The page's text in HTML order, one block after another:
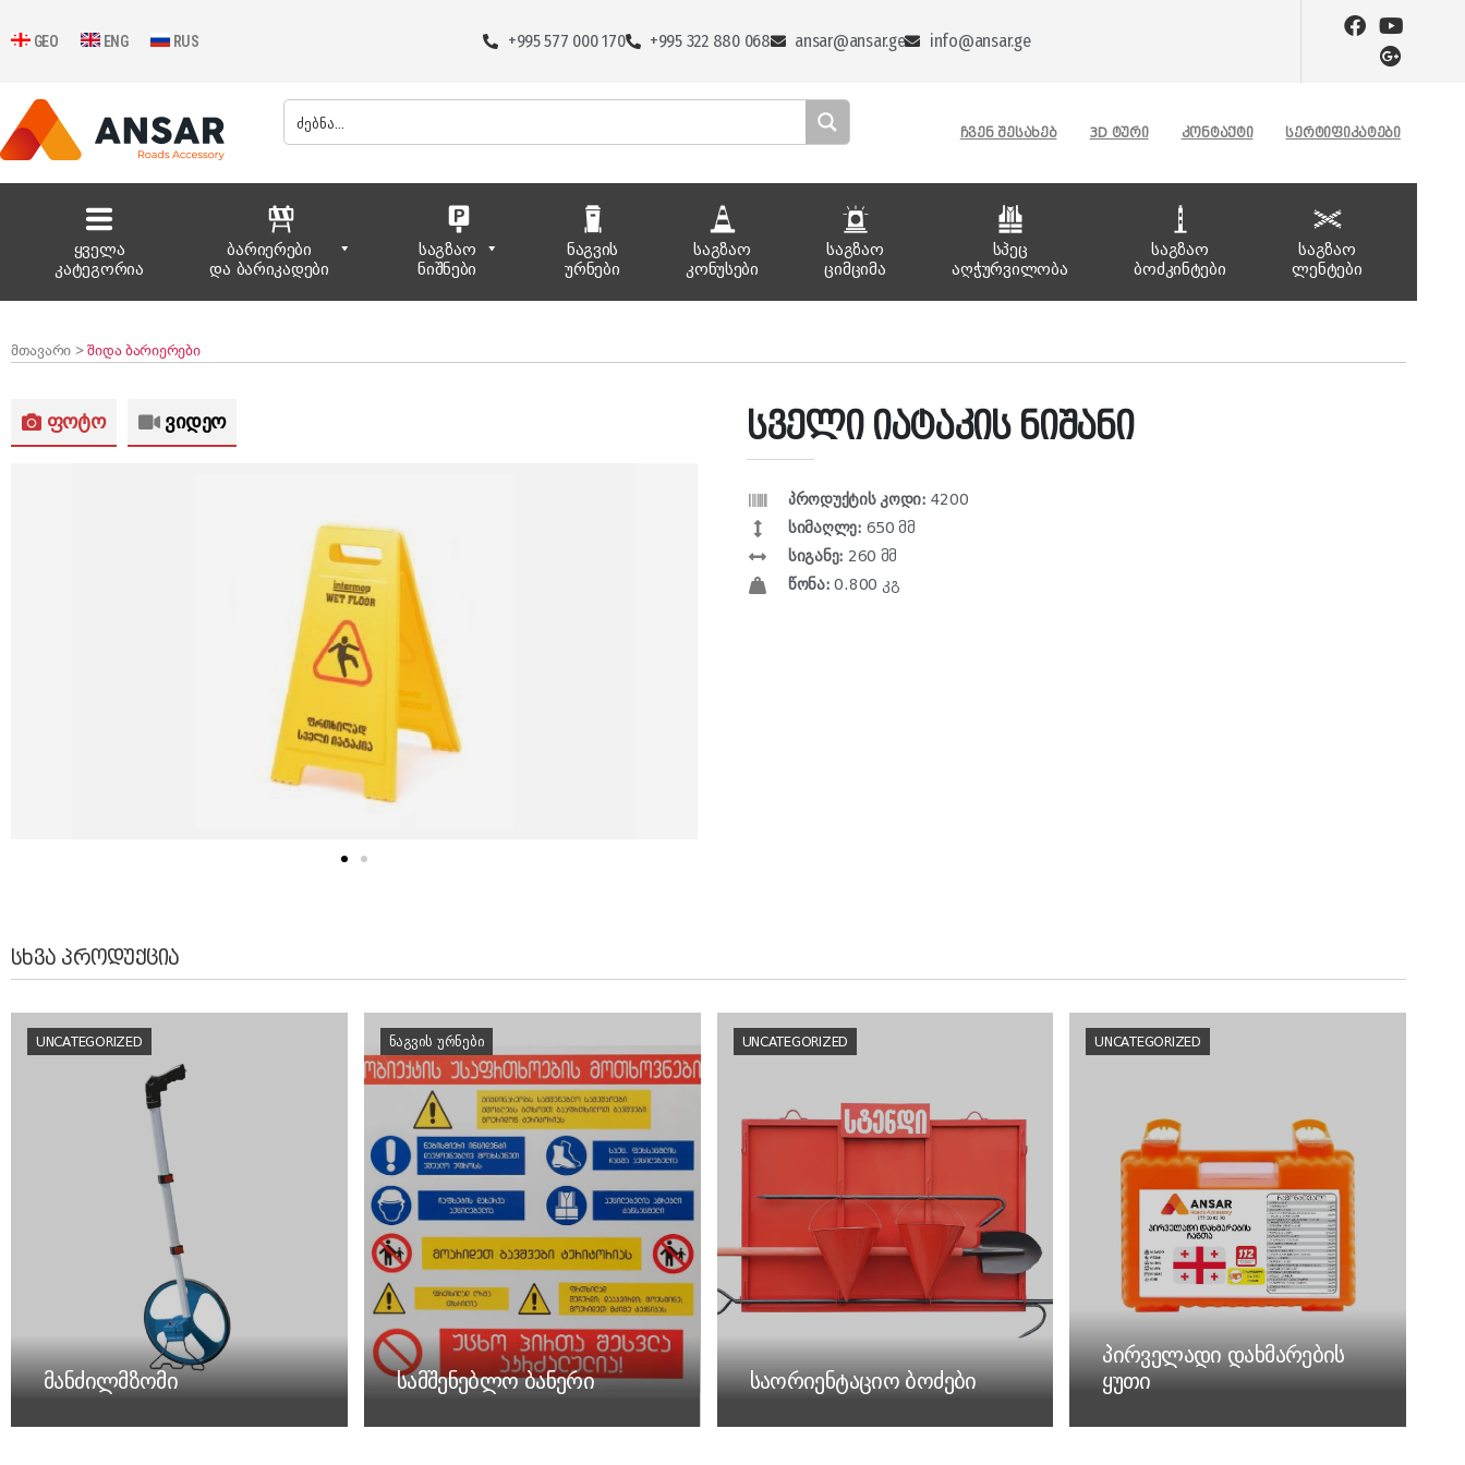
GEO ENG RUS +995 577 000 170 +995 322 880 068 ansar@ansar.ge info@ansar.ge
ᲩᲕᲔᲜ ᲨᲔᲡᲐᲮᲔᲑ 3D ᲢᲣᲠᲘ ᲙᲝᲜᲢᲐᲥᲢᲘ ᲡᲔᲠᲢᲘᲤᲘᲙᲐᲢᲔᲑᲘ
ყველა
კატეგორია
ბარიერები
და ბარიკადები
საგზაო
ნიშნები
ნაგვის
ურნები
საგზაო
კონუსები
საგზაო
ციმციმა
სპეც
აღჭურვილობა
საგზაო
ბოძკინტები
საგზაო
ლენტები
მთავარი >შიდა ბარიერები
ფოტო ვიდეო სველი იატაკის ნიშანი
პროდუქტის კოდი: 4200
სიმაღლე: 650 მმ
სიგანე: 260 მმ
წონა:0.800 კგ
ᲡᲮᲕᲐ ᲞᲠᲝᲓᲣᲥᲪᲘᲐ
მანძილმზომი
UNCATEGORIZED
სამშენებლო ბანერი
ᲜᲐᲒᲕᲘᲡ ᲣᲠᲜᲔᲑᲘ
საორიენტაციო ბოძები
UNCATEGORIZED
პირველადი დახმარების
ყუთი
UNCATEGORIZED